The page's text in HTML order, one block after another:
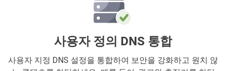
사용자 정의 DNS 통합
사용자 지정 DNS 설정을 통합하여 보안을 강화하고 원치 않